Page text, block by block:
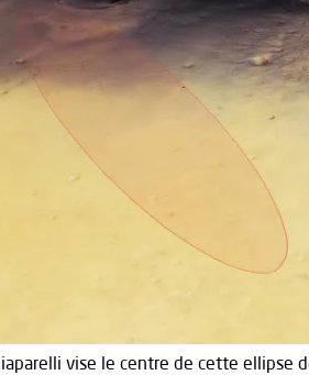
vise le centre de cette ellipse